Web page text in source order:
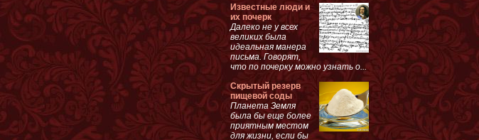
Известные люди и
их почерк
Далеко не у всех
великих была
идеальная манера
письма. Говорят,
что по почерку можно узнать о...
Скрытый резерв
пищевой соды
Планета Земля
была бы еще более
приятным местом
для жизни, если бы